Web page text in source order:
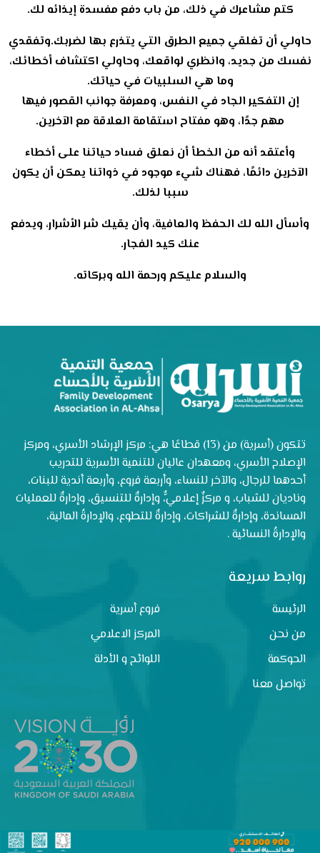
كتم مشاعرك في ذلك، من باب دفع مفسدة إيذائه لك.
حاولي أن تغلقي جميع الطرق التي يتذرع بها لضربك.وتفقدي
نفسك من جديد، وانظري لواقعك، وحاولي اكتشاف أخطائك،
وما هي السلبيات في حياتك.
إن التفكير الجاد في النفس، ومعرفة جوانب القصور فيها
مهم جدًا، وهو مفتاح استقامة العلاقة مع الآخرين.
وأعتقد أنه من الخطأ أن نعلق فساد حياتنا على أخطاء
الآخرين دائمًا، فهناك شيء موجود في ذواتنا يمكن أن يكون
سببا لذلك.
وأسأل الله لك الحفظ والعافية، وأن يقيك شر الأشرار، ويدفع
عنك كيد الفجار.
والسلام عليكم ورحمة الله وبركاته.
تتكون (أسرية) من (13) قطاعًا هي: مركز الإرشاد الأسري، ومركز
الإصلاح الأسري، ومعهدان عاليان للتنمية الأسرية للتدريب
أحدهما للرجال، والآخر للنساء، وأربعة فروع، وأربعة أندية للبنات،
وناديان للشباب، و مركزٌ إعلاميٌّ، وإدارةٌ للتنسيق، وإدارةٌ للعمليات
المساندة، وإدارةٌ للشراكات، وإدارةٌ للتطوع، والإدارةُ المالية،
والإدارةُ النسائية .
روابط سريعة
الرئيسة
فروع أسرية
من نحن
المركز الاعلامي
الحوكمة
اللوائح و الأدلة
تواصل معنا